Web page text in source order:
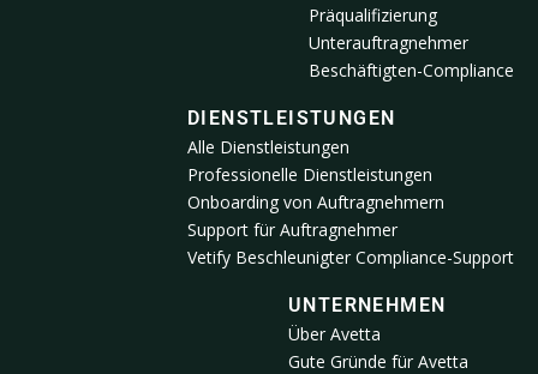
Präqualifizierung
Unterauftragnehmer
Beschäftigten-Compliance
DIENSTLEISTUNGEN
Alle Dienstleistungen
Professionelle Dienstleistungen
Onboarding von Auftragnehmern
Support für Auftragnehmer
Vetify Beschleunigter Compliance-Support
UNTERNEHMEN
Über Avetta
Gute Gründe für Avetta